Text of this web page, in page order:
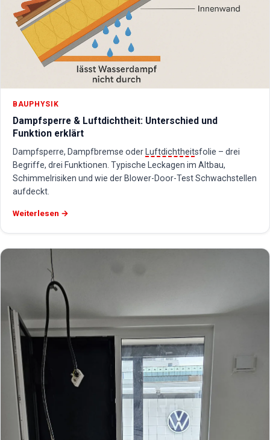
BAUPHYSIK
Dampfsperre & Luftdichtheit: Unterschied und
Funktion erklärt
Dampfsperre, Dampfbremse oder Luftdichtheitsfolie – drei
Begriffe, drei Funktionen. Typische Leckagen im Altbau,
Schimmelrisiken und wie der Blower-Door-Test Schwachstellen
aufdeckt.
Weiterlesen →